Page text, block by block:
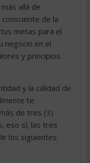
allá de
de la
metas para el
negocio en el
y principios
y la calidad de
te
de tres (3)
eso sí, las tres
los siguientes